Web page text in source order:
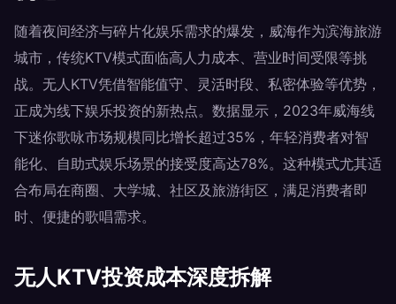
随着夜间经济与碎片化娱乐需求的爆发，威海作为滨海旅游
城市，传统KTV模式面临高人力成本、营业时间受限等挑
战。无人KTV凭借智能值守、灵活时段、私密体验等优势，
正成为线下娱乐投资的新热点。数据显示，2023年威海线
下迷你歌咏市场规模同比增长超过35%，年轻消费者对智
能化、自助式娱乐场景的接受度高达78%。这种模式尤其适
合布局在商圈、大学城、社区及旅游街区，满足消费者即
时、便捷的歌唱需求。
无人KTV投资成本深度拆解